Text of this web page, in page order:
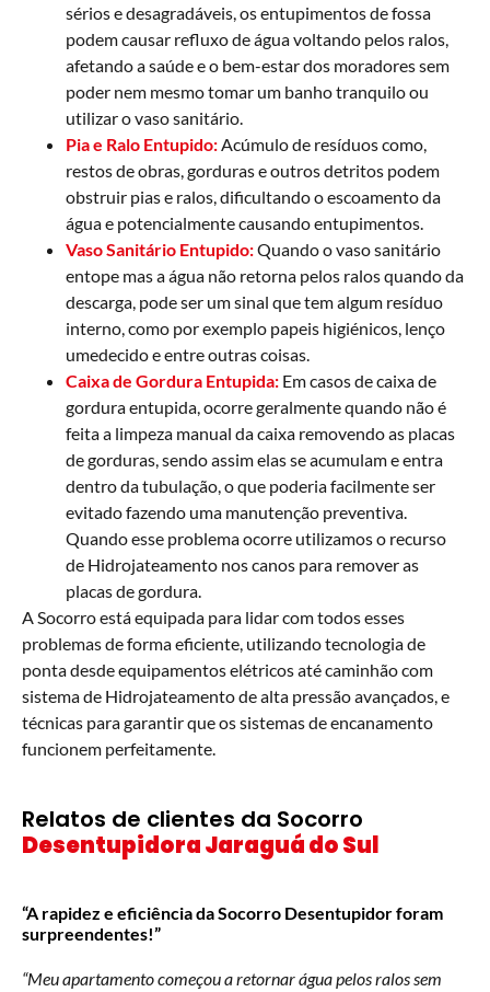
sérios e desagradáveis, os entupimentos de fossa
podem causar refluxo de água voltando pelos ralos,
afetando a saúde e o bem-estar dos moradores sem
poder nem mesmo tomar um banho tranquilo ou
utilizar o vaso sanitário.
Pia e Ralo Entupido:Acúmulo de resíduos como,
restos de obras, gorduras e outros detritos podem
obstruir pias e ralos, dificultando o escoamento da
água e potencialmente causando entupimentos.
Vaso Sanitário Entupido:Quando o vaso sanitário
entope mas a água não retorna pelos ralos quando da
descarga, pode ser um sinal que tem algum resíduo
interno, como por exemplo papeis higiénicos, lenço
umedecido e entre outras coisas.
Caixa de Gordura Entupida: Em casos de caixa de
gordura entupida, ocorre geralmente quando não é
feita a limpeza manual da caixa removendo as placas
de gorduras, sendo assim elas se acumulam e entra
dentro da tubulação, o que poderia facilmente ser
evitado fazendo uma manutenção preventiva.
Quando esse problema ocorre utilizamos o recurso
de Hidrojateamento nos canos para remover as
placas de gordura.
A Socorro está equipada para lidar com todos esses
problemas de forma eficiente, utilizando tecnologia de
ponta desde equipamentos elétricos até caminhão com
sistema de Hidrojateamento de alta pressão avançados, e
técnicas para garantir que os sistemas de encanamento
funcionem perfeitamente.
Relatos de clientes da Socorro
Desentupidora Jaraguá do Sul
“A rapidez e eficiência da Socorro Desentupidor foram
surpreendentes!”
“Meu apartamento começou a retornar água pelos ralos sem